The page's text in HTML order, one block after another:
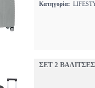
Κατηγορία:
ΣΕΤ 2